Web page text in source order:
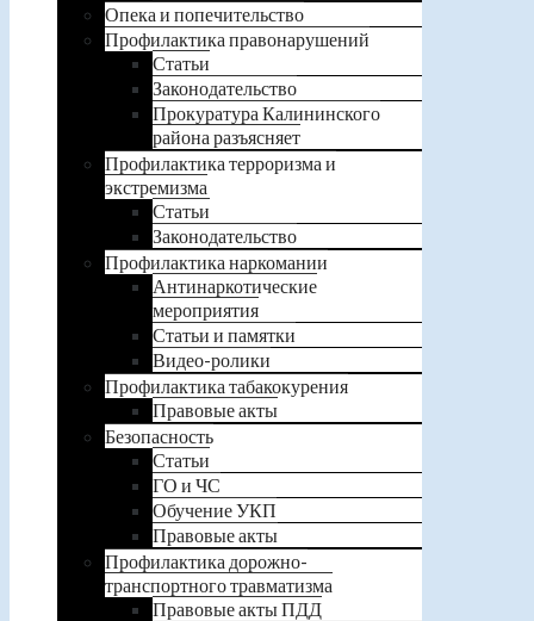
Опека и попечительство
Профилактика правонарушений
Статьи
Законодательство
Прокуратура Калининского
района разъясняет
Профилактика терроризма и
экстремизма
Статьи
Законодательство
Профилактика наркомании
Антинаркотические
мероприятия
Статьи и памятки
Видео-ролики
Профилактика табакокурения
Правовые акты
Безопасность
Статьи
ГО и ЧС
Обучение УКП
Правовые акты
Профилактика дорожно-
транспортного травматизма
Правовые акты ПДД